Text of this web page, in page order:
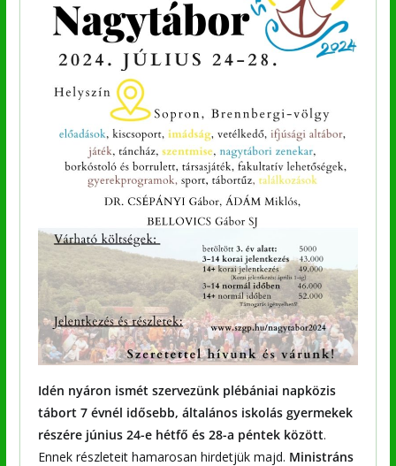
Idén nyáron ismét szervezünk plébániai napközis
tábort 7 évnél idősebb, általános iskolás gyermekek
részére június 24-e hétfő és 28-a péntek között.
Ennek részleteit hamarosan hirdetjük majd. Ministráns